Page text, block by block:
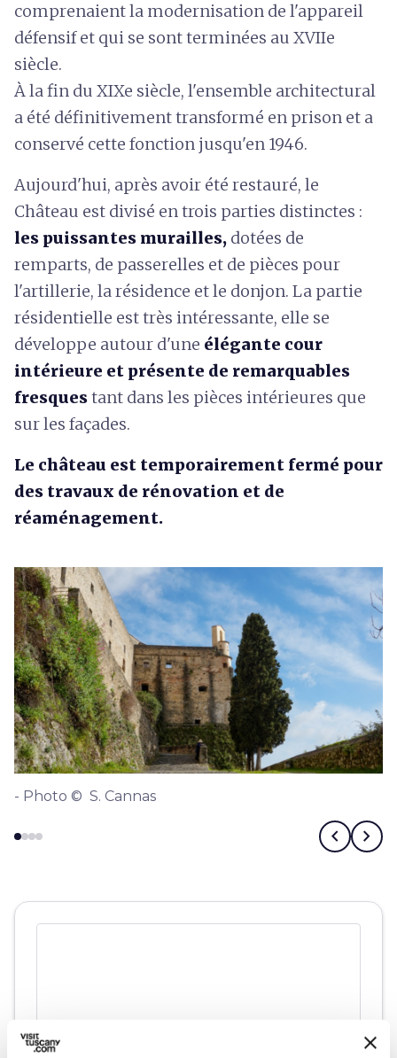
comprenaient la modernisation de l'appareil
défensif et qui se sont terminées au XVIIe
siècle.
À la fin du XIXe siècle, l'ensemble architectural
a été définitivement transformé en prison et a
conservé cette fonction jusqu'en 1946.
Aujourd'hui, après avoir été restauré, le
Château est divisé en trois parties distinctes :
les puissantes murailles, dotées de
remparts, de passerelles et de pièces pour
l'artillerie, la résidence et le donjon. La partie
résidentielle est très intéressante, elle se
développe autour d'une élégante cour
intérieure et présente de remarquables
fresquestant dans les pièces intérieures que
sur les façades.
Le château est temporairement fermé pour
des travaux de rénovation et de
réaménagement.
- Photo © S. Cannas
chevron_left chevron_right